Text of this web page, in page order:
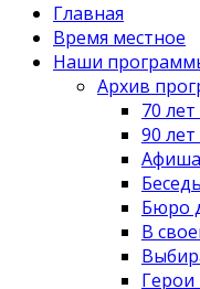
Главная
Время местное
Наши
Архив
70
90
Афиша
Бюро
В